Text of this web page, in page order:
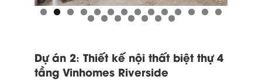
Dự án 2: Thiết kế nội thất biệt thự 4
tầng Vinhomes Riverside